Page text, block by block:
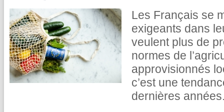
Les Français se
exigeants dans
veulent plus de
normes de
approvisionnés
c’est une
dernières